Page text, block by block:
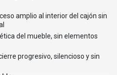
amplio al interior del cajón sin
del mueble, sin elementos
progresivo, silencioso y sin